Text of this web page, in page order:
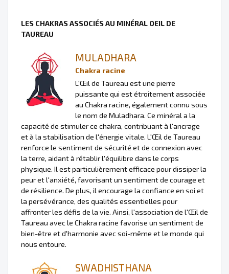
LES CHAKRAS ASSOCIÉS AU MINÉRAL OEIL DE
TAUREAU
MULADHARA
Chakra racine
L'Œil de Taureau est une pierre
puissante qui est étroitement associée
au Chakra racine, également connu sous
le nom de Muladhara. Ce minéral a la
capacité de stimuler ce chakra, contribuant à l'ancrage
et à la stabilisation de l'énergie vitale. L'Œil de Taureau
renforce le sentiment de sécurité et de connexion avec
la terre, aidant à rétablir l'équilibre dans le corps
physique. Il est particulièrement efficace pour dissiper la
peur et l'anxiété, favorisant un sentiment de courage et
de résilience. De plus, il encourage la confiance en soi et
la persévérance, des qualités essentielles pour
affronter les défis de la vie. Ainsi, l'association de l'Œil de
Taureau avec le Chakra racine favorise un sentiment de
bien-être et d'harmonie avec soi-même et le monde qui
nous entoure.
SWADHISTHANA